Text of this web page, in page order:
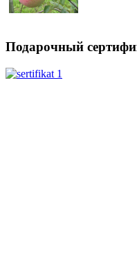
Подарочный